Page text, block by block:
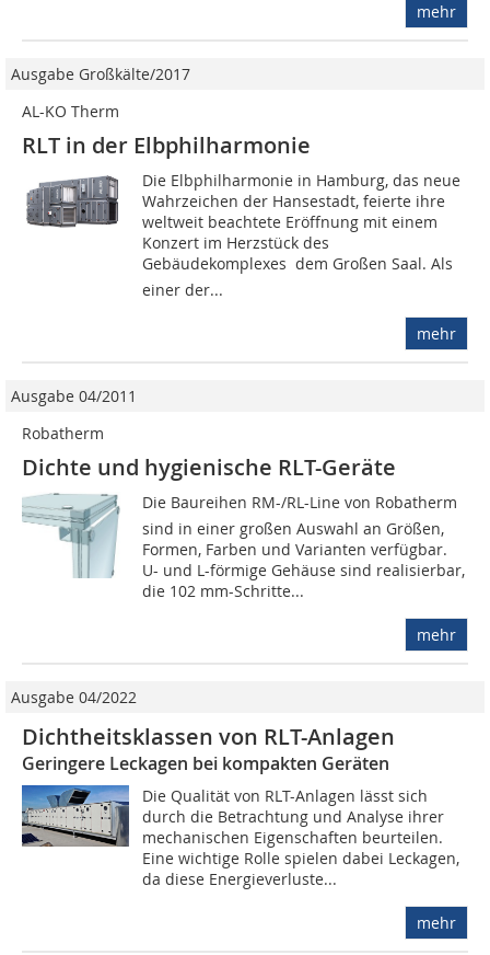
mehr
Ausgabe Großkälte/2017
AL-KO Therm
RLT in der Elbphilharmonie
Die Elbphilharmonie in Hamburg, das neue
Wahrzeichen der Hansestadt, feierte ihre
weltweit beachtete Eröffnung mit einem
Konzert im Herzstück des
Gebäudekomplexes  dem Großen Saal. Als
einer der...
mehr
Ausgabe 04/2011
Robatherm
Dichte und hygienische RLT-Geräte
Die Baureihen RM-/RL-Line von Robatherm
sind in einer großen Auswahl an Größen,
Formen, Farben und Varianten verfügbar.
U- und L-förmige Gehäuse sind realisierbar,
die 102 mm-Schritte...
mehr
Ausgabe 04/2022
Dichtheitsklassen von RLT-Anlagen
Geringere Leckagen bei kompakten Geräten
Die Qualität von RLT-Anlagen lässt sich
durch die Betrachtung und Analyse ihrer
mechanischen Eigenschaften beurteilen.
Eine wichtige Rolle spielen dabei Leckagen,
da diese Energieverluste...
mehr